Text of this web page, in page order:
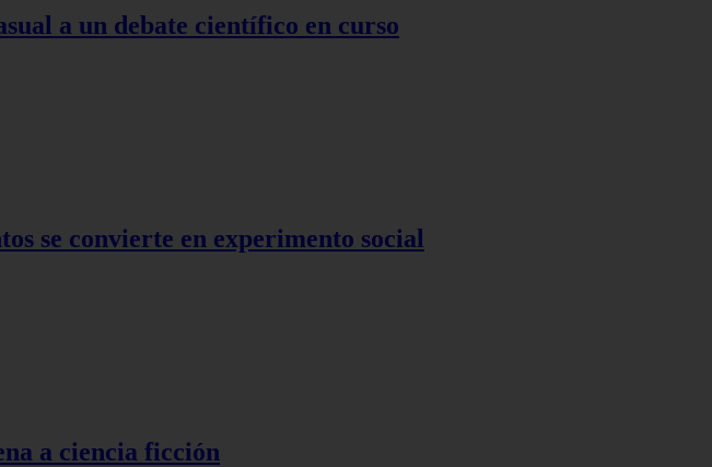
a un debate científico en curso
se convierte en experimento social
a ciencia ficción